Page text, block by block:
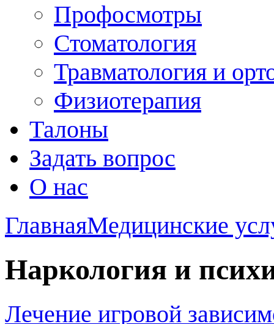
Профосмотры
Стоматология
Травматология и
Физиотерапия
Талоны
Задать вопрос
О нас
ГлавнаяМедицинские
Наркология и
Лечение игровой